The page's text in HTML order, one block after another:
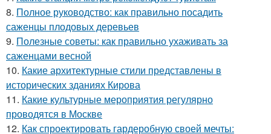
8. Полное руководство: как правильно посадить
саженцы плодовых деревьев
9. Полезные советы: как правильно ухаживать за
саженцами весной
10. Какие архитектурные стили представлены в
исторических зданиях Кирова
11. Какие культурные мероприятия регулярно
проводятся в Москве
12. Как спроектировать гардеробную своей мечты: